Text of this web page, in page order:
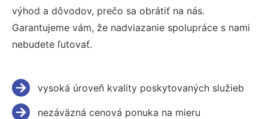
výhod a dôvodov, prečo sa obrátiť na nás.
Garantujeme vám, že nadviazanie spolupráce s nami
nebudete ľutovať.
vysoká úroveň kvality poskytovaných služieb
nezáväzná cenová ponuka na mieru